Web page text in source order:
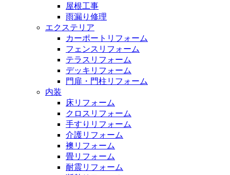
屋根工事
雨漏り修理
エクステリア
カーポートリフォーム
フェンスリフォーム
テラスリフォーム
デッキリフォーム
門扉・門柱リフォーム
内装
床リフォーム
クロスリフォーム
手すりリフォーム
介護リフォーム
襖リフォーム
畳リフォーム
耐震リフォーム